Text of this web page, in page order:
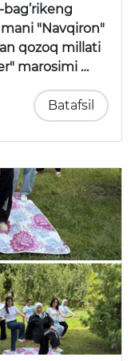
bag’rikeng
"Navqiron"
qozoq millati
marosimi …
Batafsil